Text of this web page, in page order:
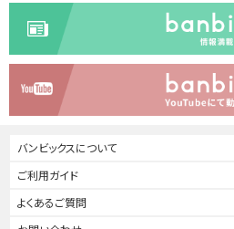
バンビックスについて
ご利用ガイド
よくあるご質問